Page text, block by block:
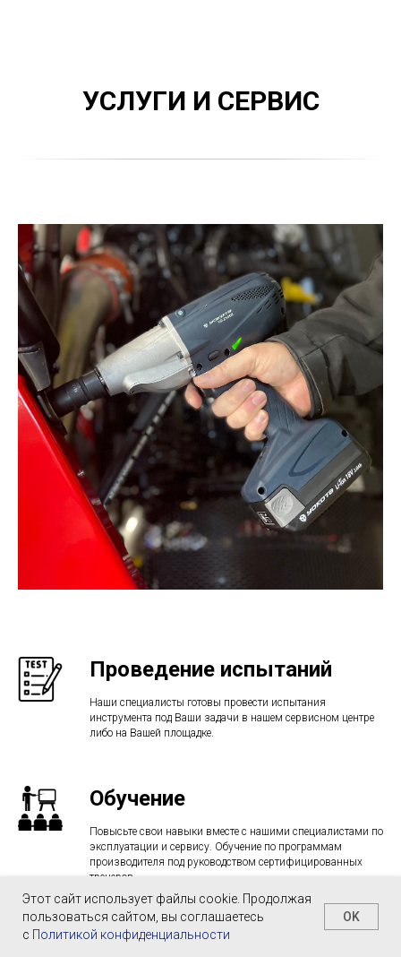
УСЛУГИ И СЕРВИС
Проведение испытаний
Наши специалисты готовы провести испытания
инструмента под Ваши задачи в нашем сервисном центре
либо на Вашей площадке.
Обучение
Повысьте свои навыки вместе с нашими специалистами по
эксплуатации и сервису. Обучение по программам
производителя под руководством сертифицированных
тренеров.
Услуги пуско-наладки
Этот сайт использует файлы cookie. Продолжая
пользоваться сайтом, вы соглашаетесь
с Политикой конфиденциальности
OK